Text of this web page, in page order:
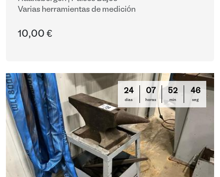
Varias herramientas de medición
10,00 €
24
días
07
horas
52
min
46
seg